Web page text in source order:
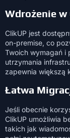
Wdrożenie w
ClikUP jest
on-premise, co
Twoich wymagań i
utrzymania
zapewnia większą
Łatwa
Jeśli obecnie
ClikUP umożliwia
takich jak